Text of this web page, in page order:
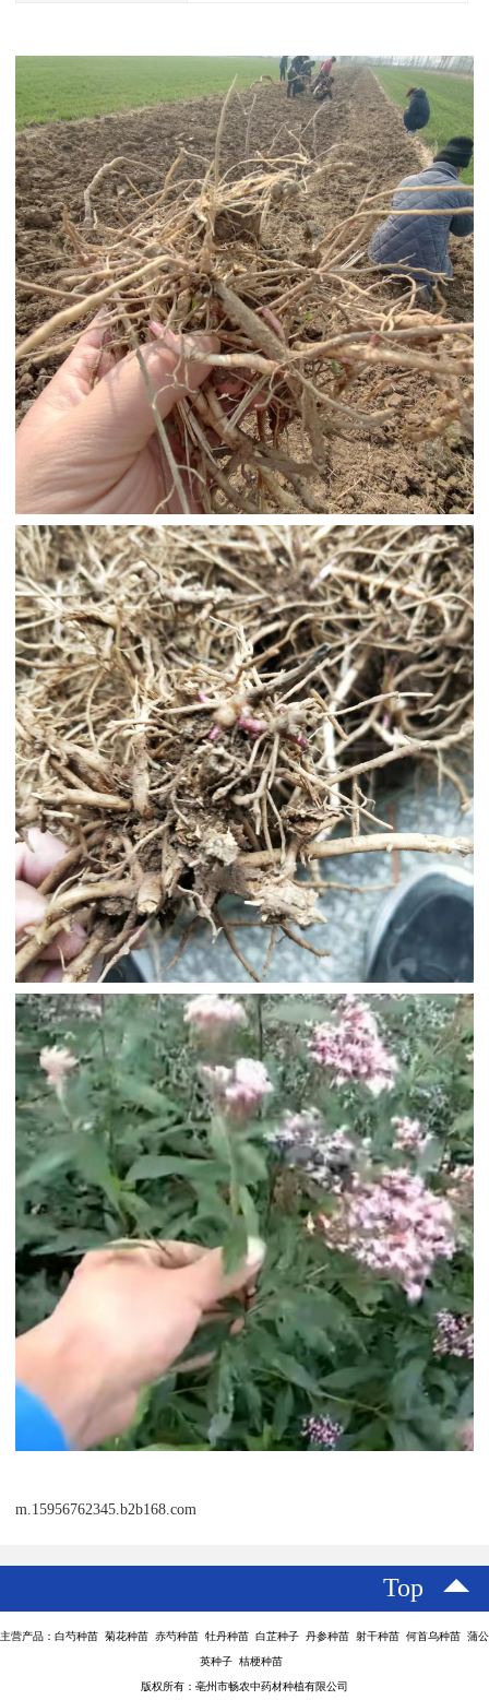
m.15956762345.b2b168.com
Top
主营产品：白芍种苗 菊花种苗 赤芍种苗 牡丹种苗 白芷种子 丹参种苗 射干种苗 何首乌种苗 蒲公
英种子 桔梗种苗
版权所有：亳州市畅农中药材种植有限公司